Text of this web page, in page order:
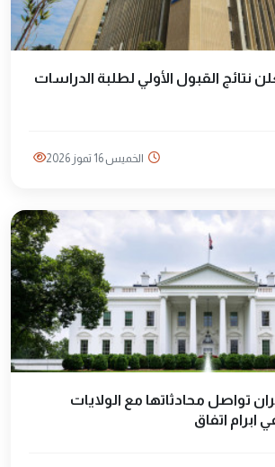
نتائج القبول الأولي لطلبة الدراسات
الخميس 16 تموز 2026
تواصل محادثاتها مع الولايات
ابرام اتفاق